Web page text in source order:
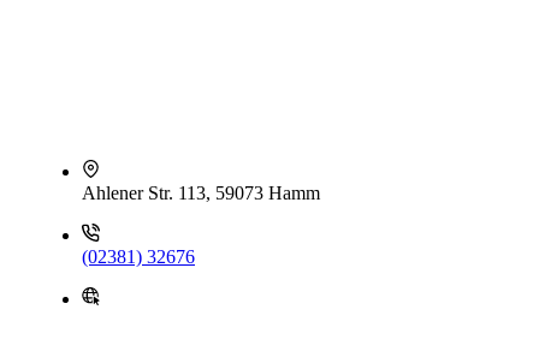
Ahlener Str. 113, 59073 Hamm
(02381) 32676